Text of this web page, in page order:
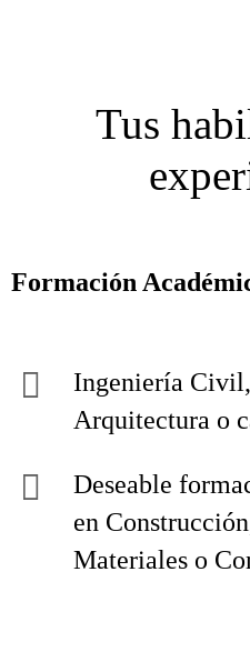
Tus
Formación
Ingeniería
Arquitectura o
Deseable
en
Materiales o